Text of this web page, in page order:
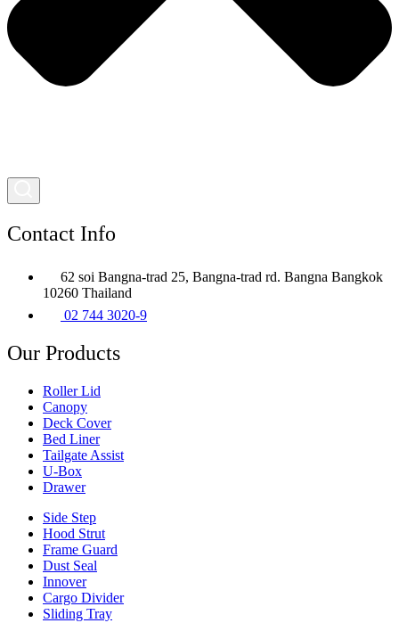
Contact Info
62 soi Bangna-trad 25, Bangna-trad rd. Bangna Bangkok
10260 Thailand
02 744 3020-9
Our Products
Roller Lid
Canopy
Deck Cover
Bed Liner
Tailgate Assist
U-Box
Drawer
Side Step
Hood Strut
Frame Guard
Dust Seal
Innover
Cargo Divider
Sliding Tray